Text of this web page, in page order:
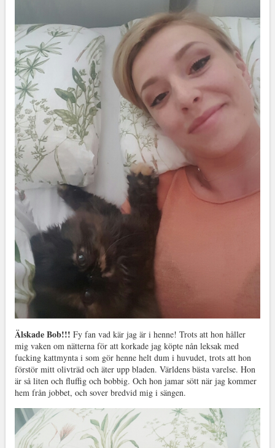
Älskade Bob!!! Fy fan vad kär jag är i henne! Trots att hon håller
mig vaken om nätterna för att korkade jag köpte nån leksak med
fucking kattmynta i som gör henne helt dum i huvudet, trots att hon
förstör mitt olivträd och äter upp bladen. Världens bästa varelse. Hon
är så liten och fluffig och bobbig. Och hon jamar sött när jag kommer
hem från jobbet, och sover bredvid mig i sängen.